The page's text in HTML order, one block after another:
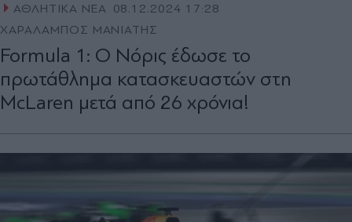
ΑΘΛΗΤΙΚΑ ΝΕΑ 08.12.2024 17:28
ΧΑΡΑΛΑΜΠΟΣ ΜΑΝΙΑΤΗΣ
Formula 1: Ο Νόρις έδωσε το
πρωτάθλημα κατασκευαστών στη
McLaren μετά από 26 χρόνια!